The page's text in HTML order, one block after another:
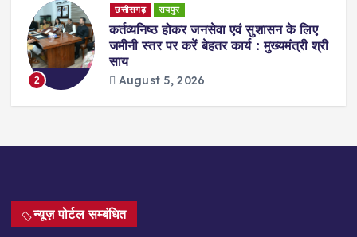
2
छत्तीसगढ़ रायपुर
कर्तव्यनिष्ठ होकर जनसेवा एवं सुशासन के लिए
जमीनी स्तर पर करें बेहतर कार्य : मुख्यमंत्री श्री
साय
August 5, 2026
न्यूज़ पोर्टल सम्बंधित